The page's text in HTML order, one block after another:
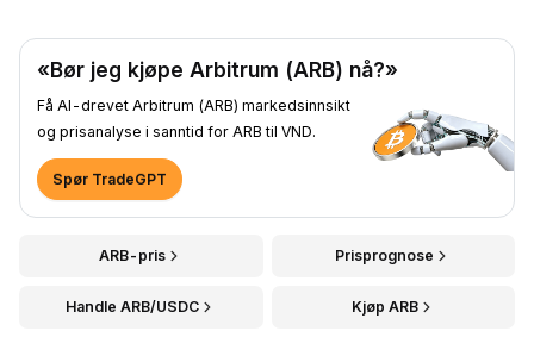
«Bør jeg kjøpe Arbitrum (ARB) nå?»
Få AI-drevet Arbitrum (ARB) markedsinnsikt
og prisanalyse i sanntid for ARB til VND.
Spør TradeGPT
ARB-pris Prisprognose
Handle ARB/USDC Kjøp ARB